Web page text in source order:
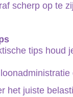
scherp op te
tips houd
het juiste